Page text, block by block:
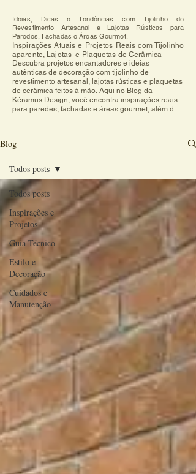
Ideias, Dicas e Tendências com Tijolinho de
Revestimento Artesanal e Lajotas Rústicas para
Paredes, Fachadas e Áreas Gourmet.
Inspirações Atuais e Projetos Reais com Tijolinho
aparente, Lajotas e Plaquetas de Cerâmica
Descubra projetos encantadores e ideias
autênticas de decoração com tijolinho de
revestimento artesanal, lajotas rústicas e plaquetas
de cerâmica feitos à mão. Aqui no Blog da
Kéramus Design, você encontra inspirações reais
para paredes, fachadas e áreas gourmet, além de
transforma qualquer ambiente em um espaço
Blog
Todos posts
Inspirações e
Projetos
Guia Técnico
Estilo e
Decoração
Cuidados e
Manutenção
Todos posts